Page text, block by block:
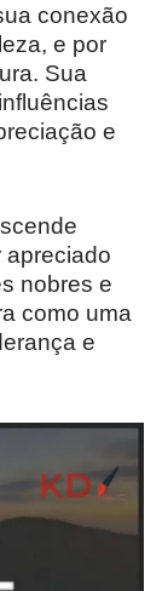
conexão
e por
Sua
e
apreciado
nobres e
como uma
e